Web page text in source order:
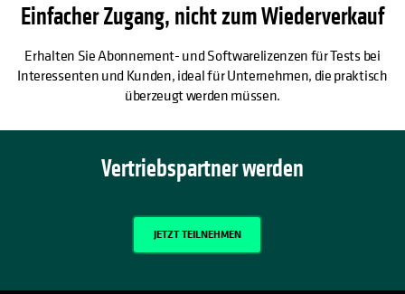
Einfacher Zugang, nicht zum Wiederverkauf
Erhalten Sie Abonnement- und Softwarelizenzen für Tests bei
Interessenten und Kunden, ideal für Unternehmen, die praktisch
überzeugt werden müssen.
Vertriebspartner werden
JETZT TEILNEHMEN